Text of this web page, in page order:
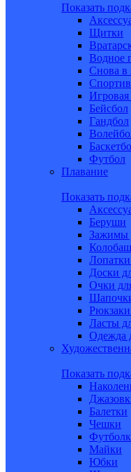
Показать
Щитки
Водное
Снова в
Бейсбол
Гандбол
Футбол
Плавание
Показать
Беруши
Зажимы
Доски
Очки
Ласты
Одежда
Показать
Балетки
Чешки
Майки
Юбки